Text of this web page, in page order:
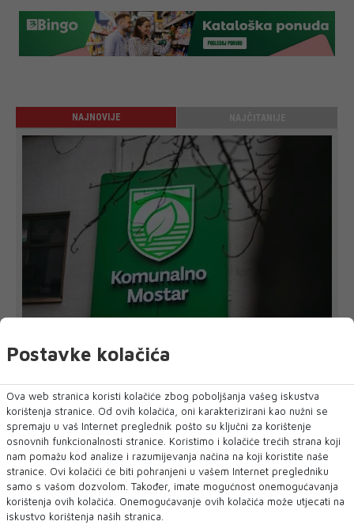
NAJNOVIJE
U CILJU ZAŠTITE IMOVINE, ZAKONITOSTI POSLOVANJA I
'Komunalno' Mostar tužiteljstvu podnijelo
još dvije kaznene prijave
Zbog sumnje u lažno predstavljanje i sumnje na počinjenje
kaznenih djela kojima je prouz...
Postavke kolačića
Ova web stranica koristi kolačiće zbog poboljšanja vašeg iskustva
korištenja stranice. Od ovih kolačića, oni karakterizirani kao nužni se
spremaju u vaš Internet preglednik pošto su ključni za korištenje
osnovnih funkcionalnosti stranice. Koristimo i kolačiće trećih strana koji
nam pomažu kod analize i razumijevanja načina na koji koristite naše
stranice. Ovi kolačići će biti pohranjeni u vašem Internet pregledniku
samo s vašom dozvolom. Također, imate mogućnost onemogućavanja
korištenja ovih kolačića. Onemogućavanje ovih kolačića može utjecati na
iskustvo korištenja naših stranica.